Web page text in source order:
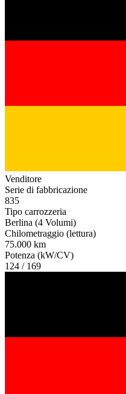
Venditore
Serie di fabbricazione
835
Tipo carrozzeria
Berlina (4 Volumi)
Chilometraggio (lettura)
75.000 km
Potenza (kW/CV)
124 / 169